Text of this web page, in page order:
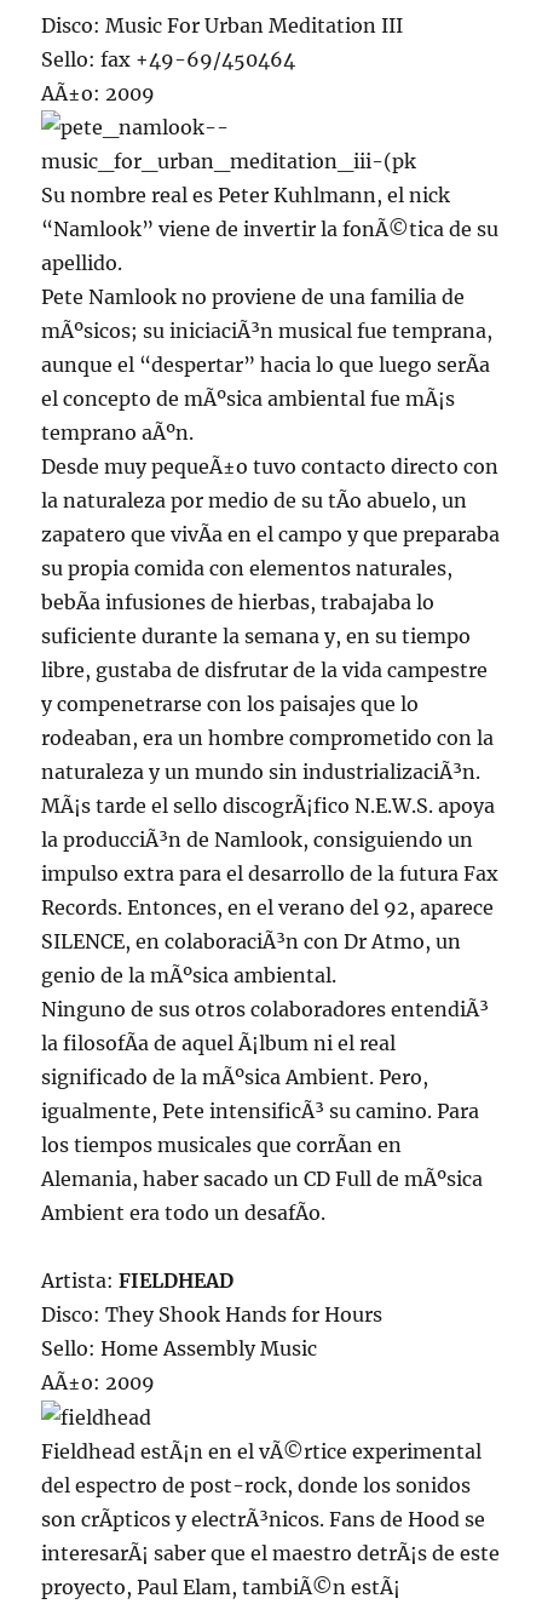
Disco: Music For Urban Meditation III
Sello: fax +49-69/450464
AÃ±o: 2009
Su nombre real es Peter Kuhlmann, el nick
“Namlook” viene de invertir la fonÃ©tica de su
apellido.
Pete Namlook no proviene de una familia de
mÃºsicos; su iniciaciÃ³n musical fue temprana,
aunque el “despertar” hacia lo que luego serÃ­a
el concepto de mÃºsica ambiental fue mÃ¡s
temprano aÃºn.
Desde muy pequeÃ±o tuvo contacto directo con
la naturaleza por medio de su tÃ­o abuelo, un
zapatero que vivÃ­a en el campo y que preparaba
su propia comida con elementos naturales,
bebÃ­a infusiones de hierbas, trabajaba lo
suficiente durante la semana y, en su tiempo
libre, gustaba de disfrutar de la vida campestre
y compenetrarse con los paisajes que lo
rodeaban, era un hombre comprometido con la
naturaleza y un mundo sin industrializaciÃ³n.
MÃ¡s tarde el sello discogrÃ¡fico N.E.W.S. apoya
la producciÃ³n de Namlook, consiguiendo un
impulso extra para el desarrollo de la futura Fax
Records. Entonces, en el verano del 92, aparece
SILENCE, en colaboraciÃ³n con Dr Atmo, un
genio de la mÃºsica ambiental.
Ninguno de sus otros colaboradores entendiÃ³
la filosofÃ­a de aquel Ã¡lbum ni el real
significado de la mÃºsica Ambient. Pero,
igualmente, Pete intensificÃ³ su camino. Para
los tiempos musicales que corrÃ­an en
Alemania, haber sacado un CD Full de mÃºsica
Ambient era todo un desafÃ­o.
Artista:FIELDHEAD
Disco: They Shook Hands for Hours
Sello: Home Assembly Music
AÃ±o: 2009
Fieldhead estÃ¡n en el vÃ©rtice experimental
del espectro de post-rock, donde los sonidos
son crÃ­pticos y electrÃ³nicos. Fans de Hood se
interesarÃ¡ saber que el maestro detrÃ¡s de este
proyecto, Paul Elam, tambiÃ©n estÃ¡